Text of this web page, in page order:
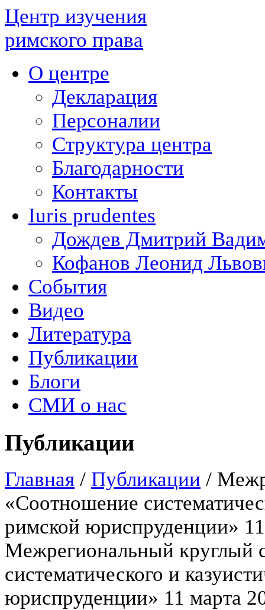
Центр изучения
римского права
О центре
Декларация
Персоналии
Структура центра
Благодарности
Контакты
Iuris prudentes
Дождев Дмитрий
Кофанов Леонид
События
Видео
Литература
Публикации
Блоги
СМИ о нас
Публикации
Главная / Публикации /
«Соотношение
римской юриспруденции»
Межрегиональный круглый
систематического и
юриспруденции» 11 марта